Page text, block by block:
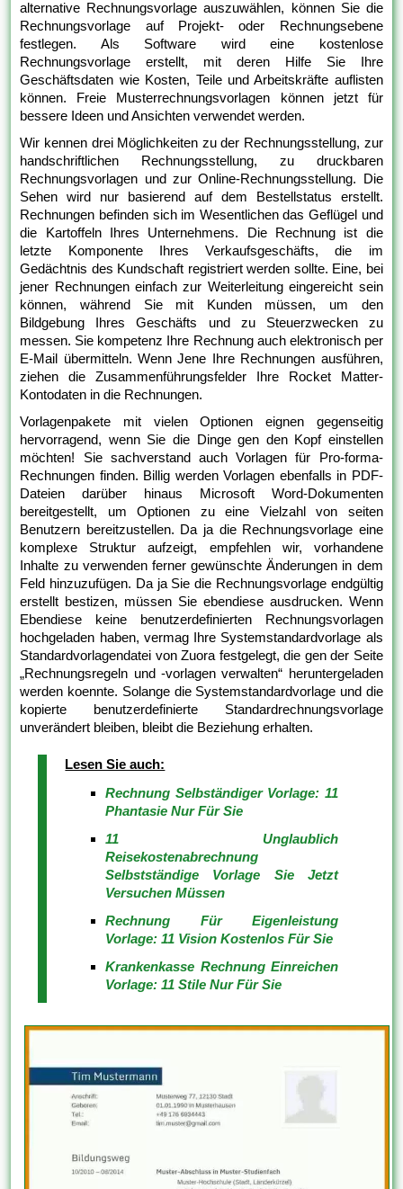
alternative Rechnungsvorlage auszuwählen, können Sie die
Rechnungsvorlage auf Projekt- oder Rechnungsebene
festlegen. Als Software wird eine kostenlose
Rechnungsvorlage erstellt, mit deren Hilfe Sie Ihre
Geschäftsdaten wie Kosten, Teile und Arbeitskräfte auflisten
können. Freie Musterrechnungsvorlagen können jetzt für
bessere Ideen und Ansichten verwendet werden.
Wir kennen drei Möglichkeiten zu der Rechnungsstellung, zur
handschriftlichen Rechnungsstellung, zu druckbaren
Rechnungsvorlagen und zur Online-Rechnungsstellung. Die
Sehen wird nur basierend auf dem Bestellstatus erstellt.
Rechnungen befinden sich im Wesentlichen das Geflügel und
die Kartoffeln Ihres Unternehmens. Die Rechnung ist die
letzte Komponente Ihres Verkaufsgeschäfts, die im
Gedächtnis des Kundschaft registriert werden sollte. Eine, bei
jener Rechnungen einfach zur Weiterleitung eingereicht sein
können, während Sie mit Kunden müssen, um den
Bildgebung Ihres Geschäfts und zu Steuerzwecken zu
messen. Sie kompetenz Ihre Rechnung auch elektronisch per
E-Mail übermitteln. Wenn Jene Ihre Rechnungen ausführen,
ziehen die Zusammenführungsfelder Ihre Rocket Matter-
Kontodaten in die Rechnungen.
Vorlagenpakete mit vielen Optionen eignen gegenseitig
hervorragend, wenn Sie die Dinge gen den Kopf einstellen
möchten! Sie sachverstand auch Vorlagen für Pro-forma-
Rechnungen finden. Billig werden Vorlagen ebenfalls in PDF-
Dateien darüber hinaus Microsoft Word-Dokumenten
bereitgestellt, um Optionen zu eine Vielzahl von seiten
Benutzern bereitzustellen. Da ja die Rechnungsvorlage eine
komplexe Struktur aufzeigt, empfehlen wir, vorhandene
Inhalte zu verwenden ferner gewünschte Änderungen in dem
Feld hinzuzufügen. Da ja Sie die Rechnungsvorlage endgültig
erstellt bestizen, müssen Sie ebendiese ausdrucken. Wenn
Ebendiese keine benutzerdefinierten Rechnungsvorlagen
hochgeladen haben, vermag Ihre Systemstandardvorlage als
Standardvorlagendatei von Zuora festgelegt, die gen der Seite
„Rechnungsregeln und -vorlagen verwalten“ heruntergeladen
werden koennte. Solange die Systemstandardvorlage und die
kopierte benutzerdefinierte Standardrechnungsvorlage
unverändert bleiben, bleibt die Beziehung erhalten.
Lesen Sie auch:
Rechnung Selbständiger Vorlage: 11
Phantasie Nur Für Sie
11 Unglaublich
Reisekostenabrechnung
Selbstständige Vorlage Sie Jetzt
Versuchen Müssen
Rechnung Für Eigenleistung
Vorlage: 11 Vision Kostenlos Für Sie
Krankenkasse Rechnung Einreichen
Vorlage: 11 Stile Nur Für Sie